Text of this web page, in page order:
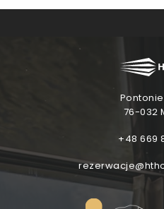
EFEKT WOW
76-032
+48 669